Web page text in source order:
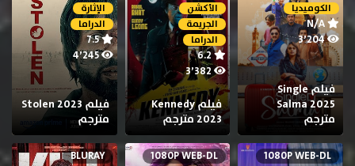
الكوميديا
3٬204
فيلم Single
Salma 2025
مترجم
الأكشن
الجريمة
الدراما
6.2
3٬382
فيلم Kennedy
2023 مترجم
الإثارة
الدراما
7.5
4٬245
فيلم Stolen 2023
مترجم
1080P WEB-DL
1080P WEB-DL
BLURAY